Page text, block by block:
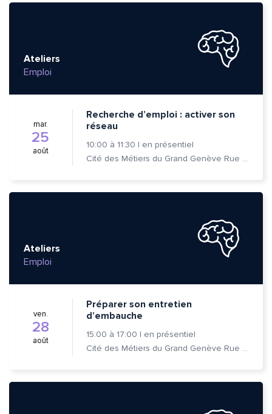
Ateliers
Emploi
mar.
25
août
Recherche d’emploi : activer son
réseau
10:00 à 11:30 | en présentiel
Cité des Métiers du Grand Genève Rue Prévost-Martin 6 1205 Genève
Ateliers
Emploi
ven.
28
août
Préparer son entretien
d’embauche
15:00 à 17:00 | en présentiel
Cité des Métiers du Grand Genève Rue Prévost-Martin 6 1205 Genève